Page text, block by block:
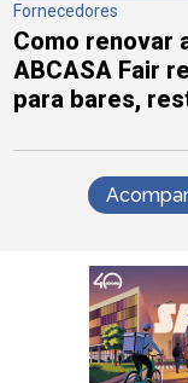
Fornecedores
Como renovar
ABCASA Fair
para bares,